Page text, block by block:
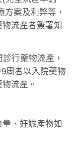
案及利弊等，
流產者簽署知
行藥物流產，
周者以入院藥物
流產。
、妊娠產物如